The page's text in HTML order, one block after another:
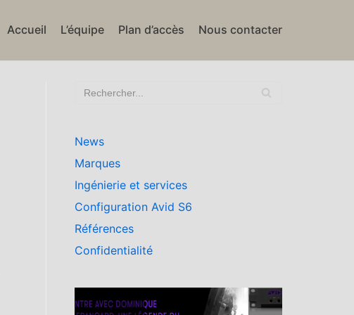
Accueil L’équipe Plan d’accès Nous contacter
News
Marques
Ingénierie et services
Configuration Avid S6
Références
Confidentialité